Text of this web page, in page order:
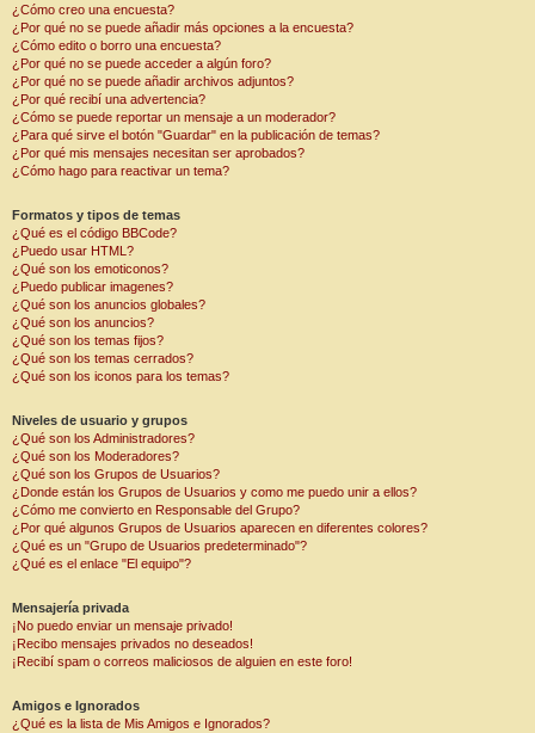
¿Cómo creo una encuesta?
¿Por qué no se puede añadir más opciones a la encuesta?
¿Cómo edito o borro una encuesta?
¿Por qué no se puede acceder a algún foro?
¿Por qué no se puede añadir archivos adjuntos?
¿Por qué recibí una advertencia?
¿Cómo se puede reportar un mensaje a un moderador?
¿Para qué sirve el botón "Guardar" en la publicación de temas?
¿Por qué mis mensajes necesitan ser aprobados?
¿Cómo hago para reactivar un tema?
Formatos y tipos de temas
¿Qué es el código BBCode?
¿Puedo usar HTML?
¿Qué son los emoticonos?
¿Puedo publicar imagenes?
¿Qué son los anuncios globales?
¿Qué son los anuncios?
¿Qué son los temas fijos?
¿Qué son los temas cerrados?
¿Qué son los iconos para los temas?
Niveles de usuario y grupos
¿Qué son los Administradores?
¿Qué son los Moderadores?
¿Qué son los Grupos de Usuarios?
¿Donde están los Grupos de Usuarios y como me puedo unir a ellos?
¿Cómo me convierto en Responsable del Grupo?
¿Por qué algunos Grupos de Usuarios aparecen en diferentes colores?
¿Qué es un "Grupo de Usuarios predeterminado"?
¿Qué es el enlace "El equipo"?
Mensajería privada
¡No puedo enviar un mensaje privado!
¡Recibo mensajes privados no deseados!
¡Recibí spam o correos maliciosos de alguien en este foro!
Amigos e Ignorados
¿Qué es la lista de Mis Amigos e Ignorados?